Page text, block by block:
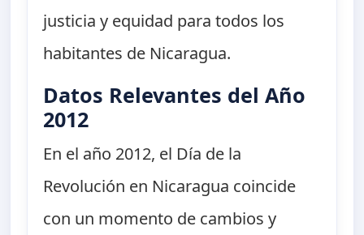
justicia y equidad para todos los
habitantes de Nicaragua.
Datos Relevantes del Año
2012
En el año 2012, el Día de la
Revolución en Nicaragua coincide
con un momento de cambios y